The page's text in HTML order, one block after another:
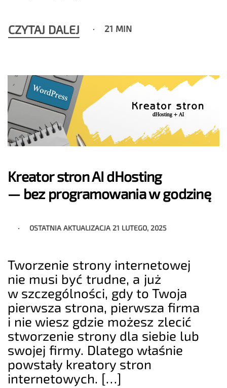
CZYTAJ DALEJ 21 MIN
Kreator stron AI dHosting
— bez programowania w godzinę
OSTATNIA AKTUALIZACJA 21 LUTEGO, 2025
Tworzenie strony internetowej
nie musi być trudne, a już
w szczególności, gdy to Twoja
pierwsza strona, pierwsza firma
i nie wiesz gdzie możesz zlecić
stworzenie strony dla siebie lub
swojej firmy. Dlatego właśnie
powstały kreatory stron
internetowych. […]